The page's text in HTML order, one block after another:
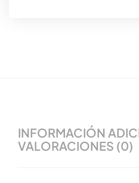
INFORMACIÓN
VALORACIONES (0)